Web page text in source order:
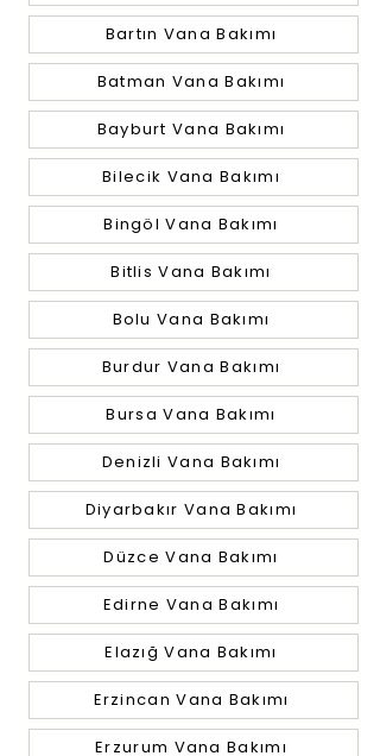
Bartın Vana Bakımı
Batman Vana Bakımı
Bayburt Vana Bakımı
Bilecik Vana Bakımı
Bingöl Vana Bakımı
Bitlis Vana Bakımı
Bolu Vana Bakımı
Burdur Vana Bakımı
Bursa Vana Bakımı
Denizli Vana Bakımı
Diyarbakır Vana Bakımı
Düzce Vana Bakımı
Edirne Vana Bakımı
Elazığ Vana Bakımı
Erzincan Vana Bakımı
Erzurum Vana Bakımı